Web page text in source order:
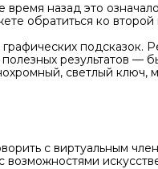
время назад это
обратиться ко второй
подсказок.
результатов —
светлый ключ,
с виртуальным